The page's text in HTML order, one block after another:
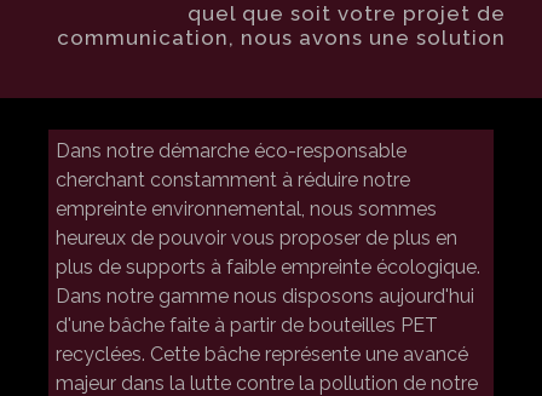
quel que soit votre projet de
communication, nous avons une solution
Dans notre démarche éco-responsable
cherchant constamment à réduire notre
empreinte environnemental, nous sommes
heureux de pouvoir vous proposer de plus en
plus de supports à faible empreinte écologique.
Dans notre gamme nous disposons aujourd'hui
d'une bâche faite à partir de bouteilles PET
recyclées. Cette bâche représente une avancé
majeur dans la lutte contre la pollution de notre